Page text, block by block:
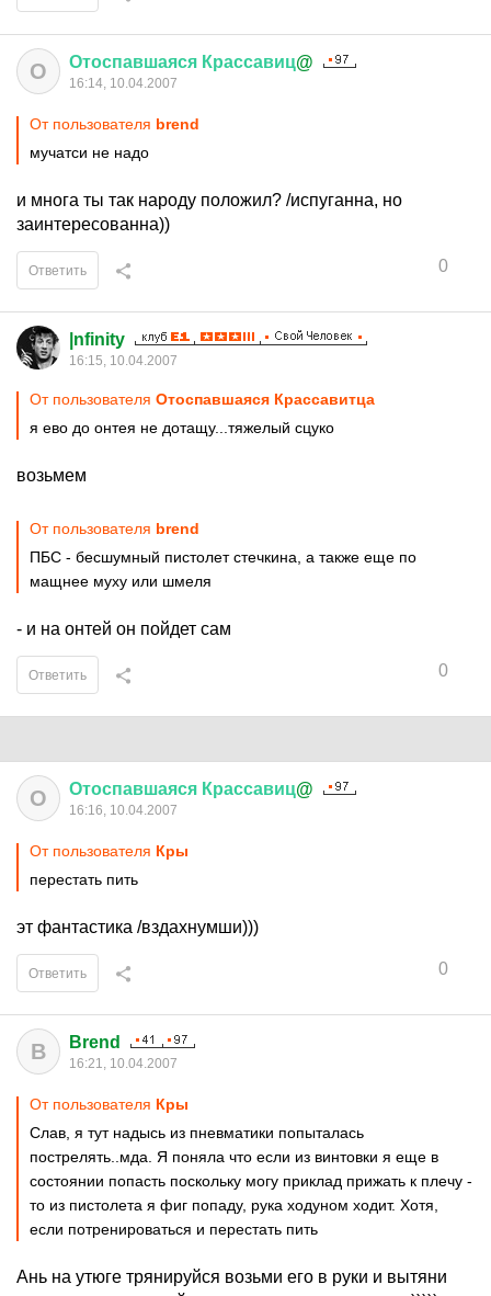
О Отоспавшаяся Крассавиц@
16:14, 10.04.2007
От пользователя brend
мучатси не надо
и многа ты так народу положил? /испуганна, но
заинтересованна))
0
Ответить
|nfinity
16:15, 10.04.2007
От пользователя Отоспавшаяся Крассавитца
я ево до онтея не дотащу...тяжелый сцуко
возьмем
От пользователя brend
ПБС - бесшумный пистолет стечкина, а также еще по
мащнее муху или шмеля
- и на онтей он пойдет сам
0
Ответить
О Отоспавшаяся Крассавиц@
16:16, 10.04.2007
От пользователя Кры
перестать пить
эт фантастика /вздахнумши)))
0
Ответить
B Brend
16:21, 10.04.2007
От пользователя Кры
Слав, я тут надысь из пневматики попыталась
пострелять..мда. Я поняла что если из винтовки я еще в
состоянии попасть поскольку могу приклад прижать к плечу -
то из пистолета я фиг попаду, рука ходуном ходит. Хотя,
если потренироваться и перестать пить
Ань на утюге трянируйся возьми его в руки и вытяни